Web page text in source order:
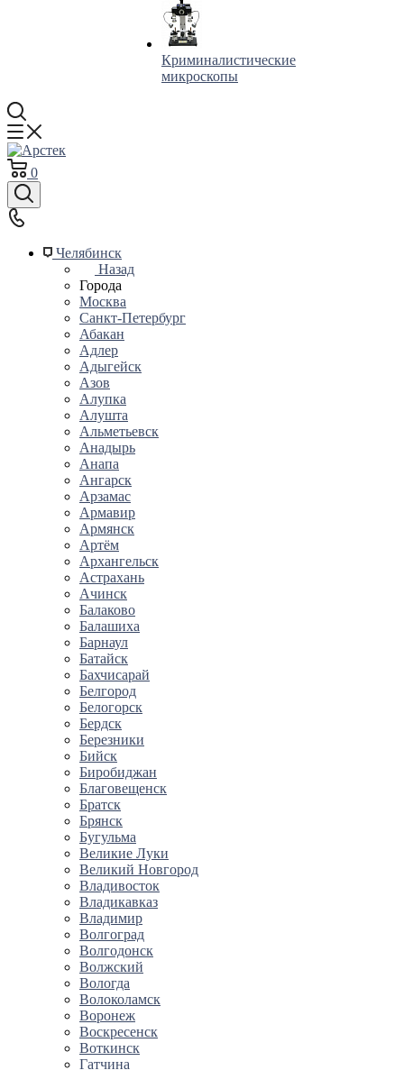
Криминалистические
микроскопы
0
Челябинск
Назад
Города
Москва
Санкт-Петербург
Абакан
Адлер
Адыгейск
Азов
Алупка
Алушта
Альметьевск
Анадырь
Анапа
Ангарск
Арзамас
Армавир
Армянск
Артём
Архангельск
Астрахань
Ачинск
Балаково
Балашиха
Барнаул
Батайск
Бахчисарай
Белгород
Белогорск
Бердск
Березники
Бийск
Биробиджан
Благовещенск
Братск
Брянск
Бугульма
Великие Луки
Великий Новгород
Владивосток
Владикавказ
Владимир
Волгоград
Волгодонск
Волжский
Вологда
Волоколамск
Воронеж
Воскресенск
Воткинск
Гатчина